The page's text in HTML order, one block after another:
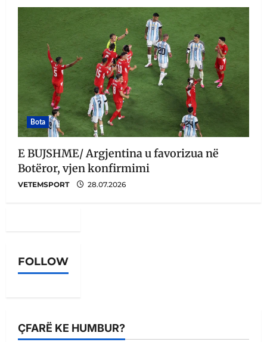
Bota
E BUJSHME/ Argjentina u favorizua në
Botëror, vjen konfirmimi
VETEMSPORT 28.07.2026
FOLLOW
ÇFARË KE HUMBUR?